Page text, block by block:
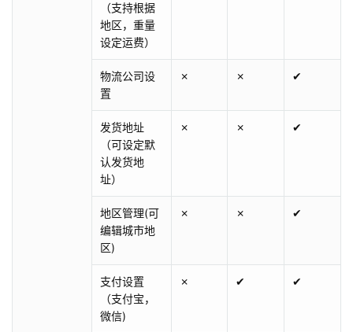
（支持根据
地区，重量
设定运费）
物流公司设
置
✗ ✗ ✔
发货地址
（可设定默
认发货地
址）
✗ ✗ ✔
地区管理(可
编辑城市地
区)
✗ ✗ ✔
支付设置
（支付宝，
微信)
✗ ✔ ✔